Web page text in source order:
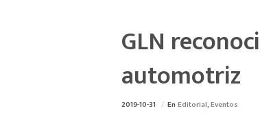
GLN
automotriz
2019-10-31 En Editorial,Eventos